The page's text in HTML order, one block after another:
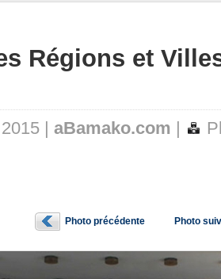
Régions et
| aBamako.com |
Photo précédente Photo